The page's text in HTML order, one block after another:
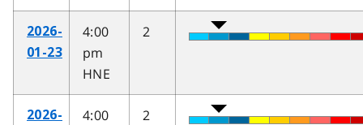
2026-
01-23
4:00
pm
HNE
2
2026-
4:00
2